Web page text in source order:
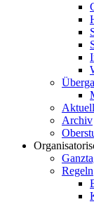
Archiv
Regeln